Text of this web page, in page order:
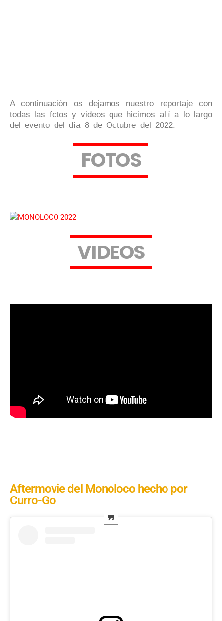
A continuación os dejamos nuestro reportaje con
todas las fotos y videos que hicimos allí a lo largo
del evento del día 8 de Octubre del 2022.
FOTOS
VIDEOS
Aftermovie del Monoloco hecho por
Curro-Go